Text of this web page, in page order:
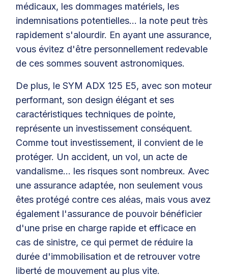
médicaux, les dommages matériels, les
indemnisations potentielles… la note peut très
rapidement s'alourdir. En ayant une assurance,
vous évitez d'être personnellement redevable
de ces sommes souvent astronomiques.
De plus, le SYM ADX 125 E5, avec son moteur
performant, son design élégant et ses
caractéristiques techniques de pointe,
représente un investissement conséquent.
Comme tout investissement, il convient de le
protéger. Un accident, un vol, un acte de
vandalisme... les risques sont nombreux. Avec
une assurance adaptée, non seulement vous
êtes protégé contre ces aléas, mais vous avez
également l'assurance de pouvoir bénéficier
d'une prise en charge rapide et efficace en
cas de sinistre, ce qui permet de réduire la
durée d'immobilisation et de retrouver votre
liberté de mouvement au plus vite.